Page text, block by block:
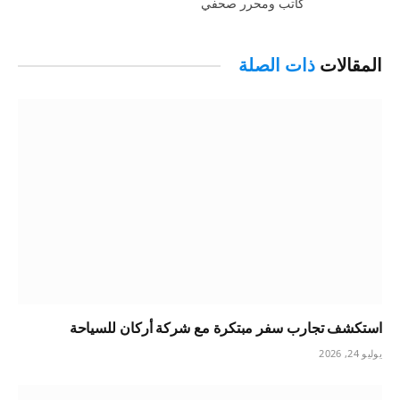
كاتب ومحرر صحفي
المقالات ذات الصلة
استكشف تجارب سفر مبتكرة مع شركة أركان للسياحة
يوليو 24, 2026